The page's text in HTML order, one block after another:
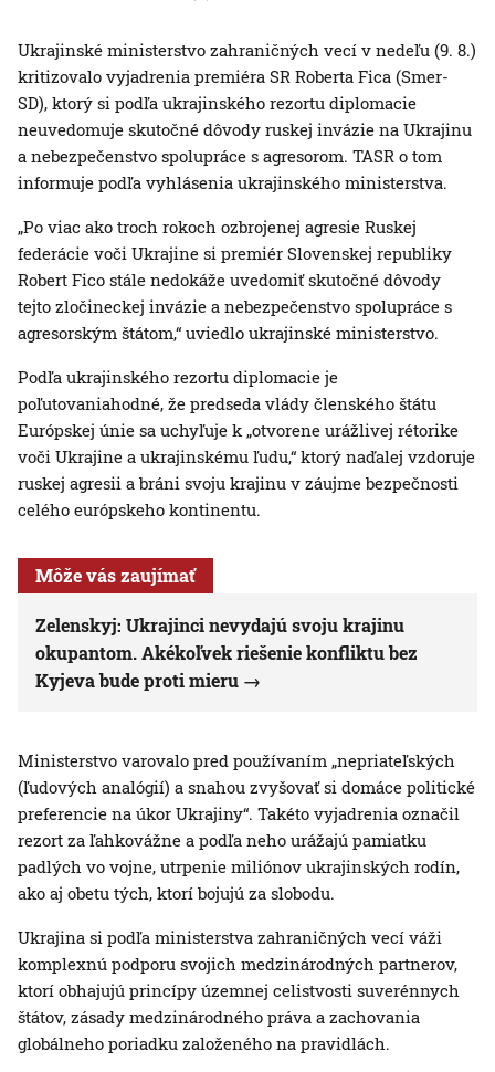
Ukrajinské ministerstvo zahraničných vecí v nedeľu (9. 8.)
kritizovalo vyjadrenia premiéra SR Roberta Fica (Smer-
SD), ktorý si podľa ukrajinského rezortu diplomacie
neuvedomuje skutočné dôvody ruskej invázie na Ukrajinu
a nebezpečenstvo spolupráce s agresorom. TASR o tom
informuje podľa vyhlásenia ukrajinského ministerstva.
„Po viac ako troch rokoch ozbrojenej agresie Ruskej
federácie voči Ukrajine si premiér Slovenskej republiky
Robert Fico stále nedokáže uvedomiť skutočné dôvody
tejto zločineckej invázie a nebezpečenstvo spolupráce s
agresorským štátom,“ uviedlo ukrajinské ministerstvo.
Podľa ukrajinského rezortu diplomacie je
poľutovaniahodné, že predseda vlády členského štátu
Európskej únie sa uchyľuje k „otvorene urážlivej rétorike
voči Ukrajine a ukrajinskému ľudu,“ ktorý naďalej vzdoruje
ruskej agresii a bráni svoju krajinu v záujme bezpečnosti
celého európskeho kontinentu.
Môže vás zaujímať
Zelenskyj: Ukrajinci nevydajú svoju krajinu
okupantom. Akékoľvek riešenie konfliktu bez
Kyjeva bude proti mieru
Ministerstvo varovalo pred používaním „nepriateľských
(ľudových analógií) a snahou zvyšovať si domáce politické
preferencie na úkor Ukrajiny“. Takéto vyjadrenia označil
rezort za ľahkovážne a podľa neho urážajú pamiatku
padlých vo vojne, utrpenie miliónov ukrajinských rodín,
ako aj obetu tých, ktorí bojujú za slobodu.
Ukrajina si podľa ministerstva zahraničných vecí váži
komplexnú podporu svojich medzinárodných partnerov,
ktorí obhajujú princípy územnej celistvosti suverénnych
štátov, zásady medzinárodného práva a zachovania
globálneho poriadku založeného na pravidlách.